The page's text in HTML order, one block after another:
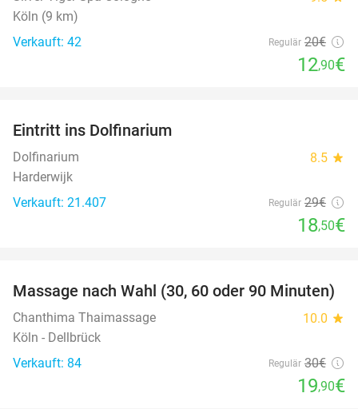
Köln (9 km)
Verkauft: 42
Regulär 20€
12,90€
Eintritt ins Dolfinarium
Dolfinarium 8.5 star
Harderwijk
Verkauft: 21.407
Regulär 29€
18,50€
34%
Massage nach Wahl (30, 60 oder 90 Minuten)
Chanthima Thaimassage 10.0 star
Köln - Dellbrück
Verkauft: 84
Regulär 30€
19,90€